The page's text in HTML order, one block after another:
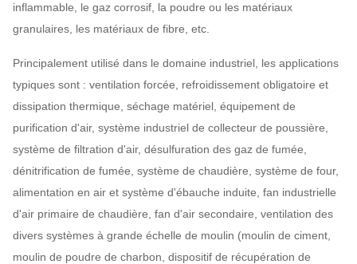
inflammable, le gaz corrosif, la poudre ou les matériaux
granulaires, les matériaux de fibre, etc.
Principalement utilisé dans le domaine industriel, les applications
typiques sont : ventilation forcée, refroidissement obligatoire et
dissipation thermique, séchage matériel, équipement de
purification d'air, système industriel de collecteur de poussière,
système de filtration d'air, désulfuration des gaz de fumée,
dénitrification de fumée, système de chaudière, système de four,
alimentation en air et système d'ébauche induite, fan industrielle
d'air primaire de chaudière, fan d'air secondaire, ventilation des
divers systèmes à grande échelle de moulin (moulin de ciment,
moulin de poudre de charbon, dispositif de récupération de